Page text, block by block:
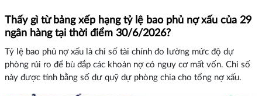
Thấy gì từ bảng xếp hạng tỷ lệ bao phủ nợ xấu của 29
ngân hàng tại thời điểm 30/6/2026?
Tỷ lệ bao phủ nợ xấu là chỉ số tài chính đo lường mức độ dự
phòng rủi ro để bù đắp các khoản nợ có nguy cơ mất vốn. Chỉ số
này được tính bằng số dư quỹ dự phòng chia cho tổng nợ xấu.